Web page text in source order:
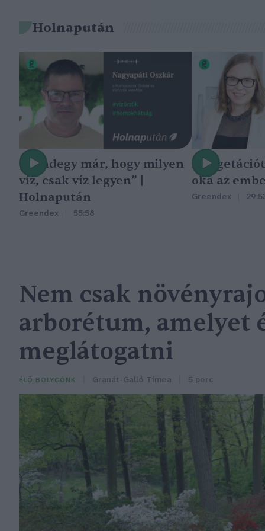
Holnapután
„Mindegy már, hogy milyen
víz, csak víz legyen” |
Holnapután
Greendex 55:58
A
oka az
Greendex
Nem csak
arborétum, amelyet
meglátogatni
ÉLŐ BOLYGÓNK Granát-Galló Tímea 5 perc